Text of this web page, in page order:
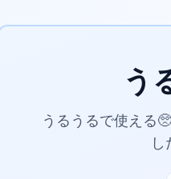
う
うるうるで使える
し